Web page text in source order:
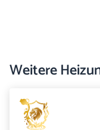
Weitere